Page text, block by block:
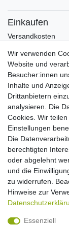
Einkaufen
Versandkosten
Hilfe
Informationen
Batterieverordnung
Über uns
Garantie Paella/
Garantie
Newsletter
Hiermit bestätige
Einwilligung kann
Wir verwenden
Website und
Besucher:innen
Inhalte und
Drittanbietern
analysieren. Die
Cookies. Wir
Einstellungen
Die
berechtigten
oder abgelehnt
und die
zu widerrufen.
Hinweise zur
Essenziell